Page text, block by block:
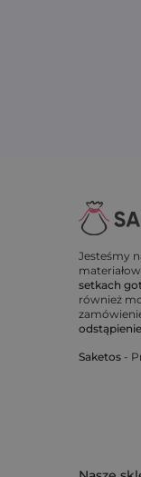
Jesteśmy
setkach
również
Saketos -